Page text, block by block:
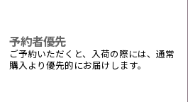
予約者優先
ご予約いただくと、入荷の際には、通常
購入より優先的にお届けします。